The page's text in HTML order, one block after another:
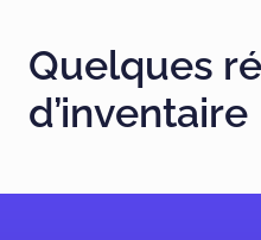
Quelques
d’inventaire